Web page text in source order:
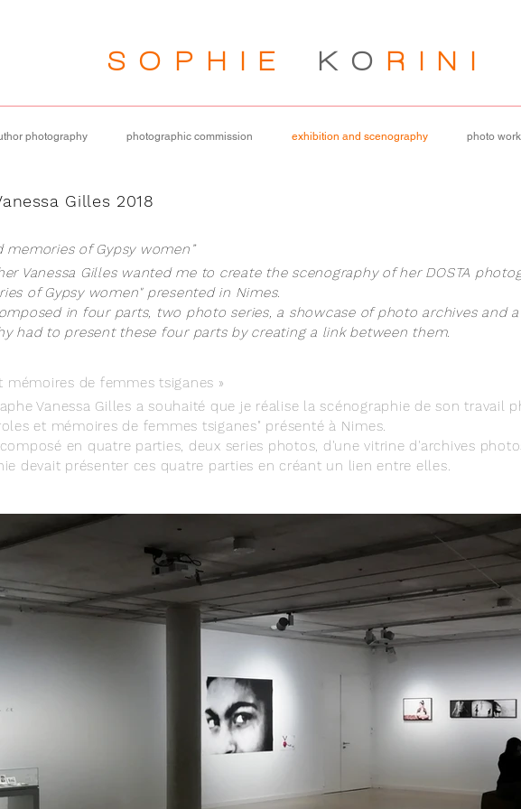
SOPHIE KO RIN I
photography photographic commission exhibition and scenography photo
Gilles 2018
memories of Gypsy women”
Vanessa Gilles wanted me to create the scenography of her DOSTA
of Gypsy women" presented in Nimes.
in four parts, two photo series, a showcase of photo archives and
had to present these four parts by creating a link between them.
mémoires de femmes tsiganes »
Vanessa Gilles a souhaité que je réalise la scénographie de son travail
et mémoires de femmes tsiganes" présenté à Nimes.
composé en quatre parties, deux series photos, d'une vitrine d'archives
devait présenter ces quatre parties en créant un lien entre elles.